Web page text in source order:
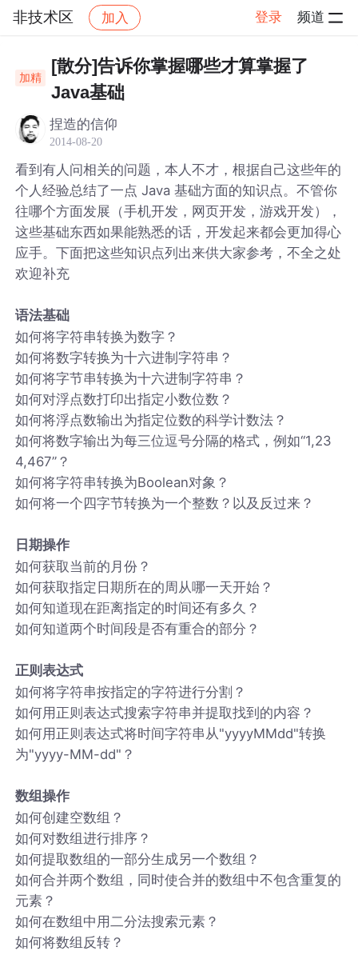
非技术区 加入 登录 频道
非技术区 帖子详情
加精
[散分]告诉你掌握哪些才算掌握了
Java基础
捏造的信仰
2014-08-20
看到有人问相关的问题，本人不才，根据自己这些年的
个人经验总结了一点 Java 基础方面的知识点。不管你
往哪个方面发展（手机开发，网页开发，游戏开发），
这些基础东西如果能熟悉的话，开发起来都会更加得心
应手。下面把这些知识点列出来供大家参考，不全之处
欢迎补充
语法基础
如何将字符串转换为数字？
如何将数字转换为十六进制字符串？
如何将字节串转换为十六进制字符串？
如何对浮点数打印出指定小数位数？
如何将浮点数输出为指定位数的科学计数法？
如何将数字输出为每三位逗号分隔的格式，例如“1,23
4,467”？
如何将字符串转换为Boolean对象？
如何将一个四字节转换为一个整数？以及反过来？
日期操作
如何获取当前的月份？
如何获取指定日期所在的周从哪一天开始？
如何知道现在距离指定的时间还有多久？
如何知道两个时间段是否有重合的部分？
正则表达式
如何将字符串按指定的字符进行分割？
如何用正则表达式搜索字符串并提取找到的内容？
如何用正则表达式将时间字符串从"yyyyMMdd"转换
为"yyyy-MM-dd"？
数组操作
如何创建空数组？
如何对数组进行排序？
如何提取数组的一部分生成另一个数组？
如何合并两个数组，同时使合并的数组中不包含重复的
元素？
如何在数组中用二分法搜索元素？
如何将数组反转？